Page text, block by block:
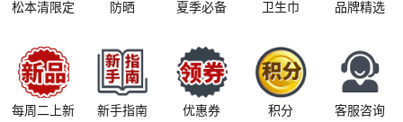
松本清限定 防晒 夏季必备 卫生巾 品牌精选
每周二上新 新手指南 优惠券 积分 客服咨询